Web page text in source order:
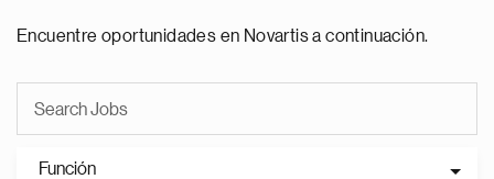
Encuentre oportunidades en Novartis a continuación.
Función